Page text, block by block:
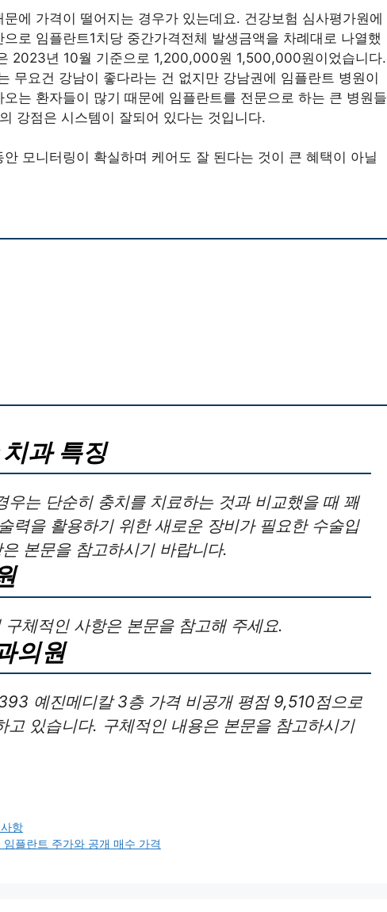
에 가격이 떨어지는 경우가 있는데요. 건강보험 심사평가원에
로 임플란트1치당 중간가격전체 발생금액을 차례대로 나열했
2023년 10월 기준으로 1,200,000원 1,500,000원이었습니다.
무요건 강남이 좋다라는 건 없지만 강남권에 임플란트 병원이
는 환자들이 많기 때문에 임플란트를 전문으로 하는 큰 병원들
강점은 시스템이 잘되어 있다는 것입니다.
모니터링이 확실하며 케어도 잘 된다는 것이 큰 혜택이 아닐
과 특징
우는 단순히 충치를 치료하는 것과 비교했을 때 꽤
력을 활용하기 위한 새로운 장비가 필요한 수술입
본문을 참고하시기 바랍니다.
체적인 사항은 본문을 참고해 주세요.
의원
예진메디칼 3층 가격 비공개 평점 9,510점으로
고 있습니다. 구체적인 내용은 본문을 참고하시기
항
플란트 주가와 공개 매수 가격